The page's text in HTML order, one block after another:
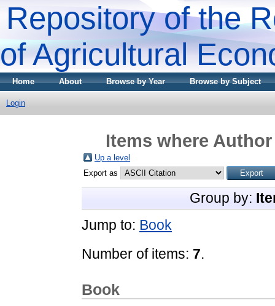
Repository of the
of Agricultural
Home About Browse by Year Browse by Subject
Login
Items where
Up a level
Export as
Group by:
Jump to: Book
Number of items: 7.
Book